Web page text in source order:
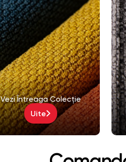
Vezi Întreaga Colecție
Uite